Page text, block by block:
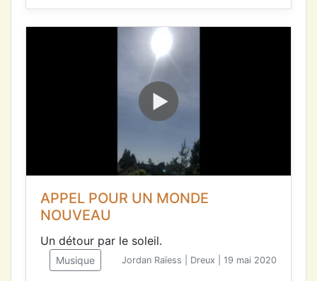
APPEL POUR UN MONDE
NOUVEAU
Un détour par le soleil.
Musique Jordan Raïess | Dreux | 19 mai 2020